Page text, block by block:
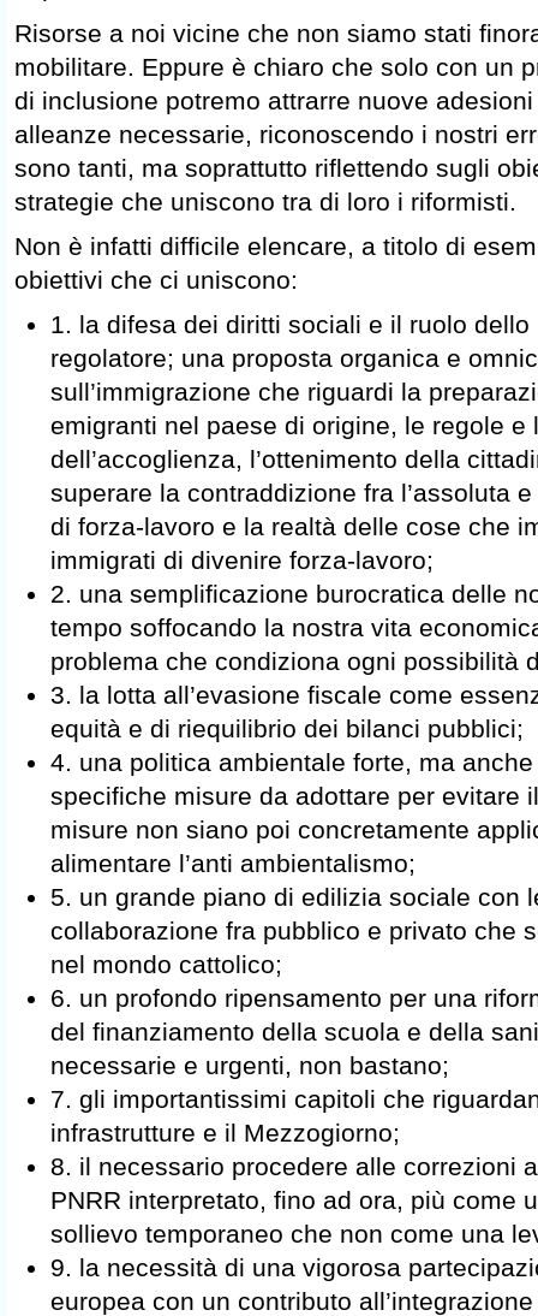
Risorse a noi vicine che non siamo stati
mobilitare. Eppure è chiaro che solo con un
di inclusione potremo attrarre nuove
alleanze necessarie, riconoscendo i nostri
sono tanti, ma soprattutto riflettendo sugli
strategie che uniscono tra di loro i riformisti.
Non è infatti difficile elencare, a titolo di
obiettivi che ci uniscono:
1. la difesa dei diritti sociali e il ruolo
regolatore; una proposta organica e
sull’immigrazione che riguardi la
emigranti nel paese di origine, le regole e
dell’accoglienza, l’ottenimento della
superare la contraddizione fra l’assoluta
di forza-lavoro e la realtà delle cose che
immigrati di divenire forza-lavoro;
2. una semplificazione burocratica delle
tempo soffocando la nostra vita
problema che condiziona ogni possibilità
3. la lotta all’evasione fiscale come
equità e di riequilibrio dei bilanci pubblici;
4. una politica ambientale forte, ma
specifiche misure da adottare per evitare
misure non siano poi concretamente
alimentare l’anti ambientalismo;
5. un grande piano di edilizia sociale con
collaborazione fra pubblico e privato che
nel mondo cattolico;
6. un profondo ripensamento per una
del finanziamento della scuola e della
necessarie e urgenti, non bastano;
7. gli importantissimi capitoli che
infrastrutture e il Mezzogiorno;
8. il necessario procedere alle correzioni
PNRR interpretato, fino ad ora, più come
sollievo temporaneo che non come una
9. la necessità di una vigorosa
europea con un contributo